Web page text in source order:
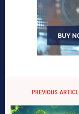
PREVIOUS